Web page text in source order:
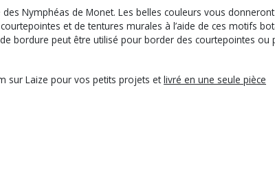
des Nymphéas de Monet. Les belles couleurs vous
et de tentures murales à l’aide de ces motifs
bordure peut être utilisé pour border des courtepointes ou
sur Laize pour vos petits projets etlivré en une seule pièce